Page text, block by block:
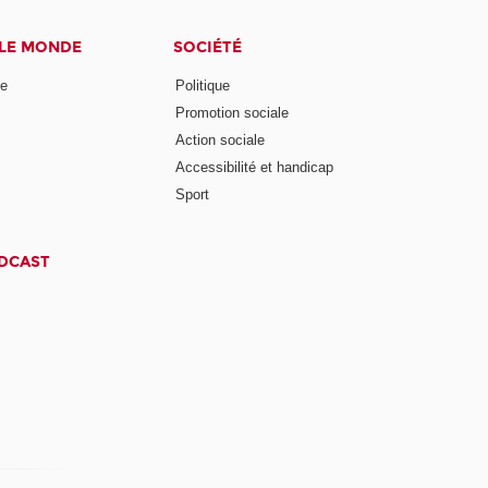
MONDE SOCIÉTÉ
Politique
Promotion sociale
Action sociale
Accessibilité et handicap
Sport